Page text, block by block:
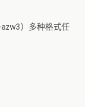
）多种格式任